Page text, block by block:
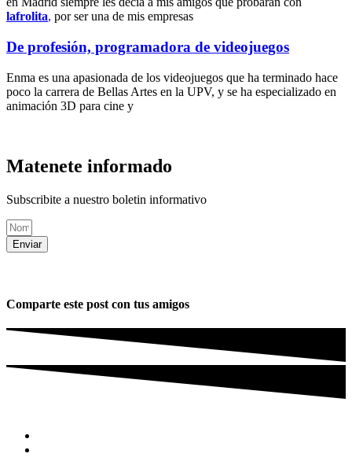
lafrolita, por ser una de mis empresas
De profesión, programadora de videojuegos
Enma es una apasionada de los videojuegos que ha terminado hace
poco la carrera de Bellas Artes en la UPV, y se ha especializado en
animación 3D para cine y
Matenete informado
Subscribite a nuestro boletin informativo
Enviar
Comparte este post con tus amigos